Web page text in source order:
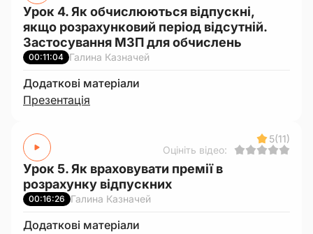
Урок 4. Як обчислюються відпускні,
якщо розрахунковий період відсутній.
Застосування МЗП для обчислень
00:11:04 Галина Казначей
Додаткові матеріали
Презентація
5(11)
Оцініть відео:
Урок 5. Як враховувати премії в
розрахунку відпускних
00:16:26 Галина Казначей
Додаткові матеріали